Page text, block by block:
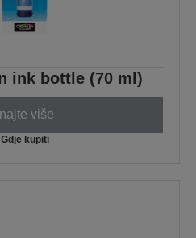
ink bottle (70 ml)
više
Gdje kupiti